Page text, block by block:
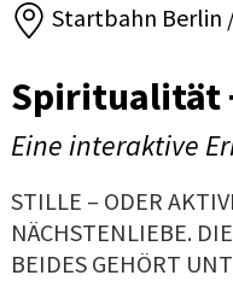
Startbahn Berlin
Spiritualität
Eine interaktive
STILLE – ODER
NÄCHSTENLIEBE.
BEIDES GEHÖRT